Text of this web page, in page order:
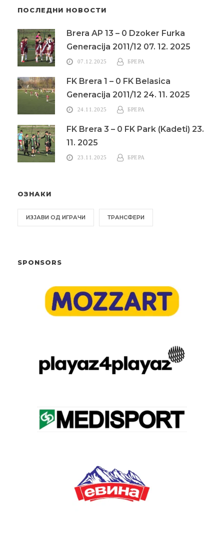
ПОСЛЕДНИ НОВОСТИ
Brera AP 13 – 0 Dzoker Furka
Generacija 2011/12 07. 12. 2025
07.12.2025 БРЕРА
FK Brera 1 – 0 FK Belasica
Generacija 2011/12 24. 11. 2025
24.11.2025 БРЕРА
FK Brera 3 – 0 FK Park (Kadeti) 23.
11. 2025
23.11.2025 БРЕРА
ОЗНАКИ
ИЗЈАВИ ОД ИГРАЧИ ТРАНСФЕРИ
SPONSORS